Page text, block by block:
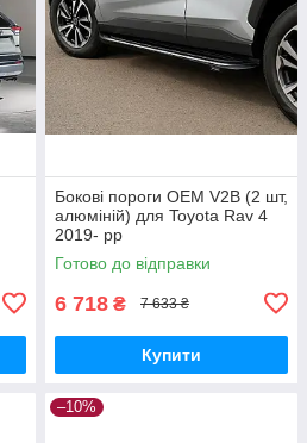
Бокові пороги OEM V2B (2 шт,
алюміній) для Toyota Rav 4
2019- рр
Готово до відправки
6 718 ₴ 7 633 ₴
Купити
–10%